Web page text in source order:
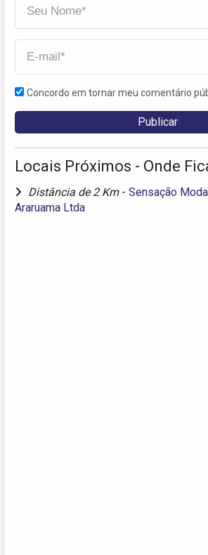
Concordo em tornar meu comentário
Locais Próximos - Onde
Distância de 2 Km - Sensação
Araruama Ltda